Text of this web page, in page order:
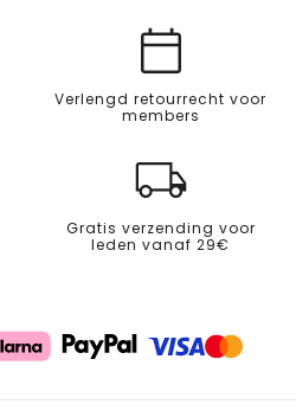
Verlengd retourrecht voor
members
Gratis verzending voor
leden vanaf 29€